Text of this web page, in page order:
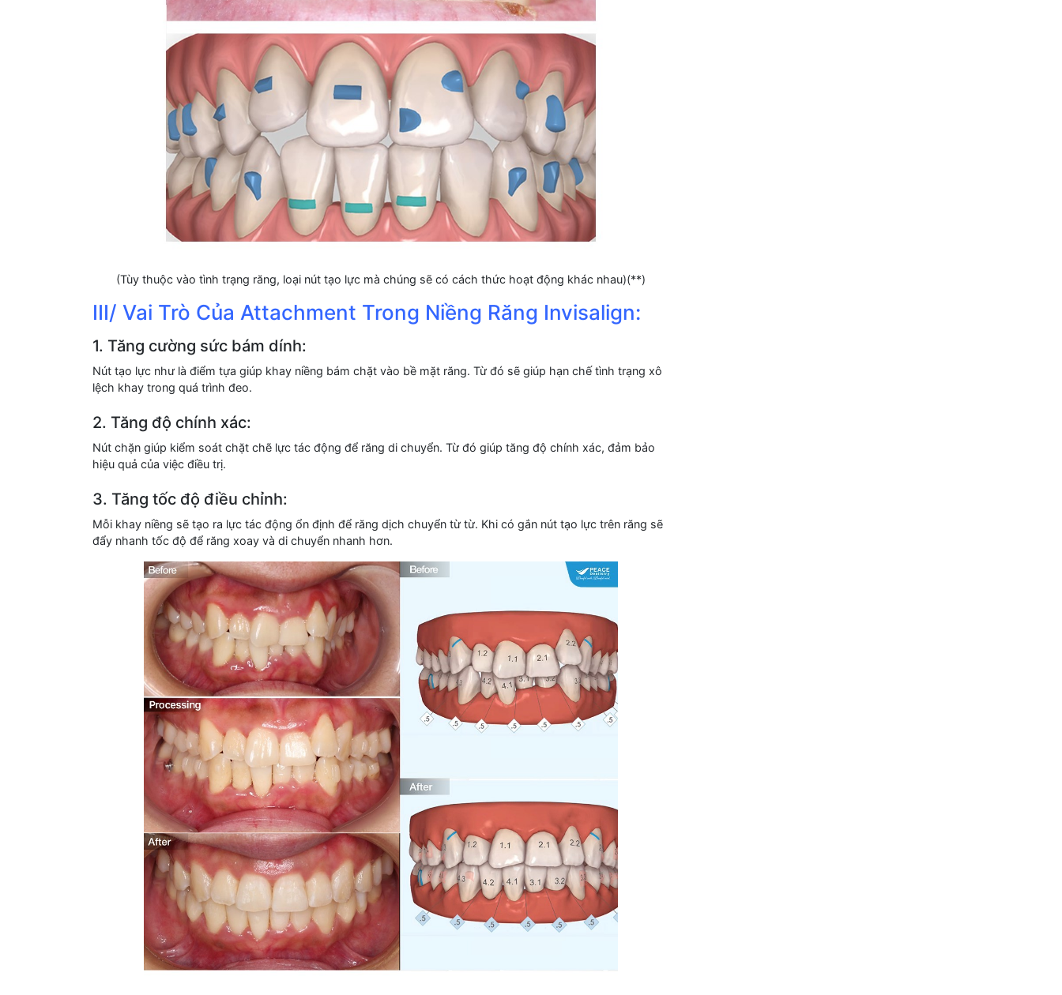
(Tùy thuộc vào tình trạng răng, loại nút tạo lực mà chúng sẽ có cách thức hoạt động khác nhau)(**)
III/ Vai Trò Của Attachment Trong Niềng Răng Invisalign:
1. Tăng cường sức bám dính:
Nút tạo lực như là điểm tựa giúp khay niềng bám chặt vào bề mặt răng. Từ đó sẽ giúp hạn chế tình trạng xô
lệch khay trong quá trình đeo.
2. Tăng độ chính xác:
Nút chặn giúp kiểm soát chặt chẽ lực tác động để răng di chuyển. Từ đó giúp tăng độ chính xác, đảm bảo
hiệu quả của việc điều trị.
3. Tăng tốc độ điều chỉnh:
Mỗi khay niềng sẽ tạo ra lực tác động ổn định để răng dịch chuyển từ từ. Khi có gắn nút tạo lực trên răng sẽ
đẩy nhanh tốc độ để răng xoay và di chuyển nhanh hơn.